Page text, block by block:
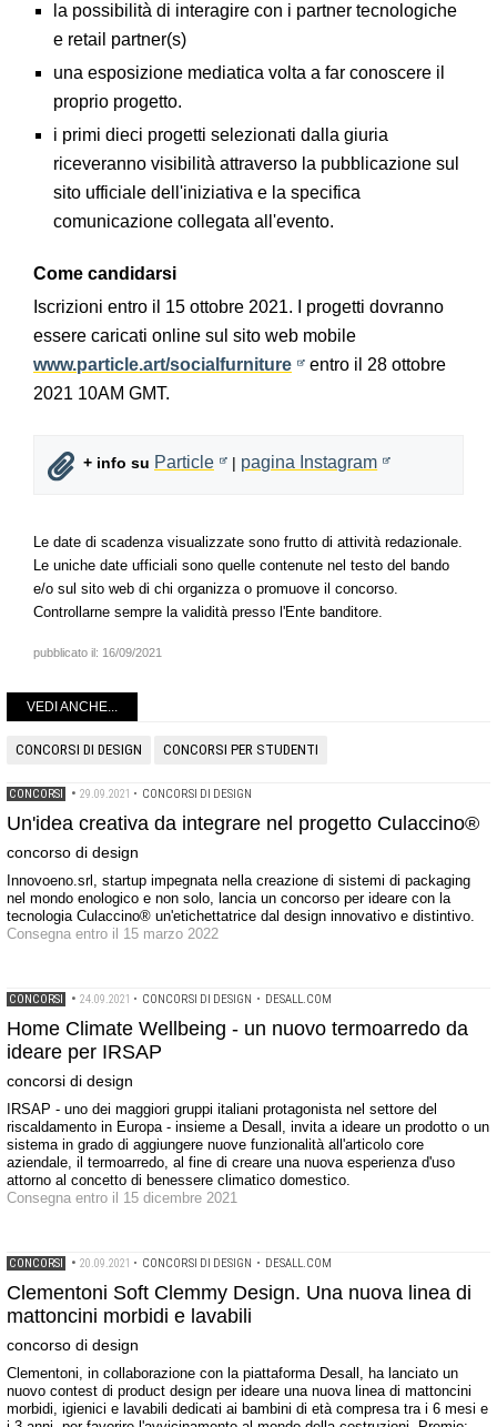
la possibilità di interagire con i partner tecnologiche
e retail partner(s)
una esposizione mediatica volta a far conoscere il
proprio progetto.
i primi dieci progetti selezionati dalla giuria
riceveranno visibilità attraverso la pubblicazione sul
sito ufficiale dell'iniziativa e la specifica
comunicazione collegata all'evento.
Come candidarsi
Iscrizioni entro il 15 ottobre 2021. I progetti dovranno
essere caricati online sul sito web mobile
www.particle.art/socialfurniture
entro il 28 ottobre
2021 10AM GMT.
+ info su Particle | pagina Instagram
Le date di scadenza visualizzate sono frutto di attività redazionale.
Le uniche date ufficiali sono quelle contenute nel testo del bando
e/o sul sito web di chi organizza o promuove il concorso.
Controllarne sempre la validità presso l'Ente banditore.
pubblicato il: 16/09/2021
VEDI ANCHE...
CONCORSI DI DESIGN CONCORSI PER STUDENTI
CONCORSI • 29.09.2021 • CONCORSI DI DESIGN
Un'idea creativa da integrare nel progetto Culaccino®
concorso di design
Innovoeno.srl, startup impegnata nella creazione di sistemi di packaging
nel mondo enologico e non solo, lancia un concorso per ideare con la
tecnologia Culaccino® un'etichettatrice dal design innovativo e distintivo.
Consegna entro il 15 marzo 2022
CONCORSI • 24.09.2021 • CONCORSI DI DESIGN • DESALL.COM
Home Climate Wellbeing - un nuovo termoarredo da
ideare per IRSAP
concorsi di design
IRSAP - uno dei maggiori gruppi italiani protagonista nel settore del
riscaldamento in Europa - insieme a Desall, invita a ideare un prodotto o un
sistema in grado di aggiungere nuove funzionalità all'articolo core
aziendale, il termoarredo, al fine di creare una nuova esperienza d'uso
attorno al concetto di benessere climatico domestico.
Consegna entro il 15 dicembre 2021
CONCORSI • 20.09.2021 • CONCORSI DI DESIGN • DESALL.COM
Clementoni Soft Clemmy Design. Una nuova linea di
mattoncini morbidi e lavabili
concorso di design
Clementoni, in collaborazione con la piattaforma Desall, ha lanciato un
nuovo contest di product design per ideare una nuova linea di mattoncini
morbidi, igienici e lavabili dedicati ai bambini di età compresa tra i 6 mesi e